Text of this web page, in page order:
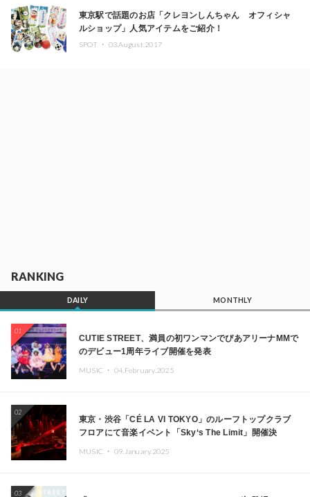
東京駅で話題のお店「クレヨンしんちゃん オフィシャ
ルショップ」人気アイテムをご紹介！
SPOT ・ 03.August.2017
RANKING
DAILY MONTHLY
01
CUTIE STREET、満員の初ワンマンでぴあアリーナMMで
のデビュー1周年ライブ開催を発表
MUSIC ・ 04.February.2025
02
東京・渋谷「CÉ LA VI TOKYO」のルーフトップクラブ
フロアにて音楽イベント「Sky‘s The Limit」開催決
MUSIC ・ 09.January.2025
03